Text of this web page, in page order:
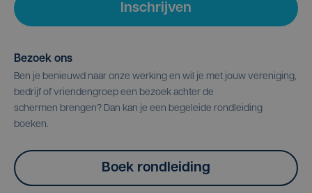
Inschrijven
Bezoek ons
Ben je benieuwd naar onze werking en wil je met jouw vereniging,
bedrijf of vriendengroep een bezoek achter de
schermen brengen? Dan kan je een begeleide rondleiding
boeken.
Boek rondleiding